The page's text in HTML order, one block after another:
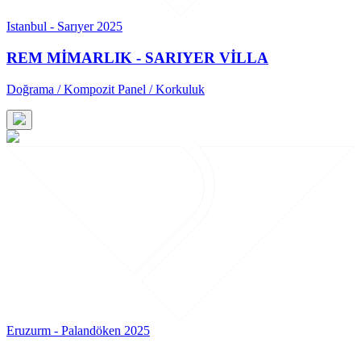
Istanbul - Sarıyer 2025
REM MİMARLIK - SARIYER VİLLA
Doğrama / Kompozit Panel / Korkuluk
Eruzurm - Palandöken 2025